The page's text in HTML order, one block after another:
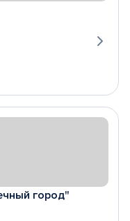
город"